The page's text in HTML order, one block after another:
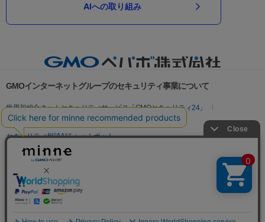
AIへの取り組み
GMOインターネットグループのセキュリティ事業について
世界初総合ネットセキュリティサービス「GMOセキュリティ24」
パスワード漏洩診断
Webサイトリスク診断
セキュリティ相談AIチャットボット
実在証明・盗聴対策
サイバー攻撃対策（GMO Flatt Security）
セキュリティ事業の軌跡